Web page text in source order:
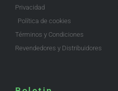
Privacidad
Política de cookies
Términos y Condiciones
Revendedores y Distribuidores